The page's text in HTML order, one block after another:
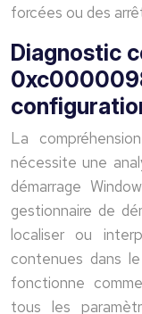
forcées ou des
Diagnostic
La
nécessite une
démarrage
gestionnaire de
localiser ou
contenues dans
fonctionne
tous les